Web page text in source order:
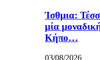
Ίσθμια:
μία
Κήπο…
03/08/2026